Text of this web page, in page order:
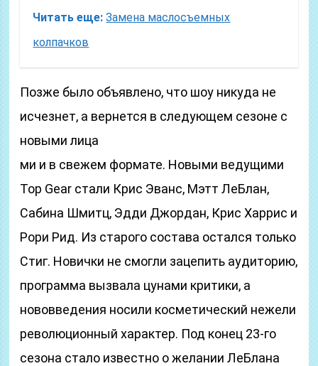
Читать еще: Замена маслосъемных
колпачков
Позже было объявлено, что шоу никуда не
исчезнет, а вернется в следующем сезоне с
новыми лица
ми и в свежем формате. Новыми ведущими
Top Gear стали Крис Эванс, Мэтт ЛеБлан,
Сабина Шмитц, Эдди Джордан, Крис Харрис и
Рори Рид. Из старого состава остался только
Стиг. Новички не смогли зацепить аудиторию,
программа вызвала цунами критики, а
нововведения носили косметический нежели
революционный характер. Под конец 23-го
сезона стало известно о желании ЛеБлана